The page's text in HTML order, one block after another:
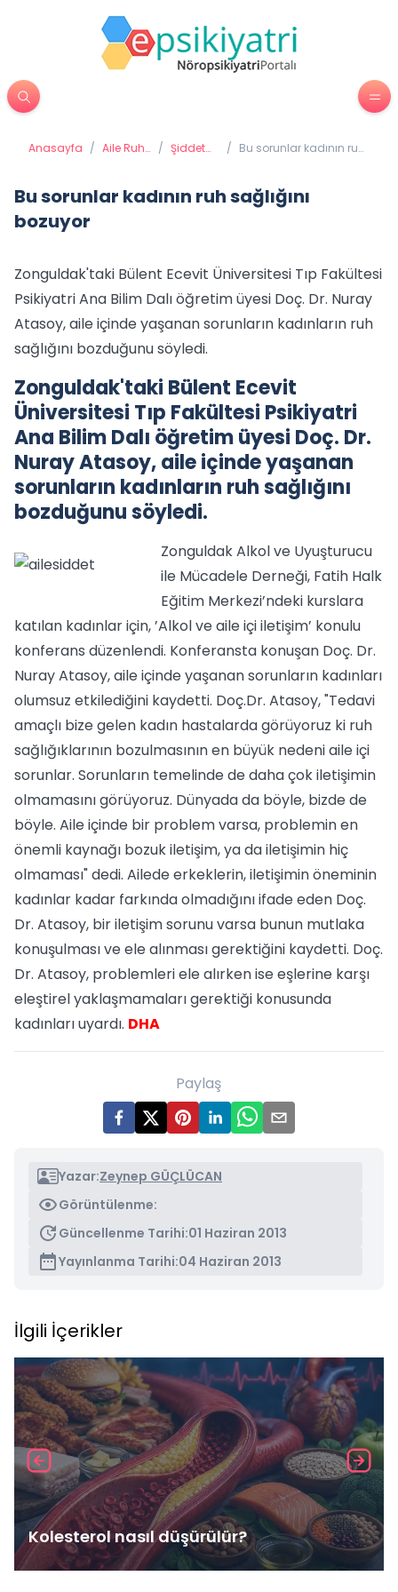
Anasayfa / Aile Ruh
/ Şiddet
/ Bu sorunlar kadının ruh
Bu sorunlar kadının ruh sağlığını
bozuyor
Zonguldak'taki Bülent Ecevit Üniversitesi Tıp Fakültesi
Psikiyatri Ana Bilim Dalı öğretim üyesi Doç. Dr. Nuray
Atasoy, aile içinde yaşanan sorunların kadınların ruh
sağlığını bozduğunu söyledi.
Zonguldak'taki Bülent Ecevit
Üniversitesi Tıp Fakültesi Psikiyatri
Ana Bilim Dalı öğretim üyesi Doç. Dr.
Nuray Atasoy, aile içinde yaşanan
sorunların kadınların ruh sağlığını
bozduğunu söyledi.
Zonguldak Alkol ve Uyuşturucu
ile Mücadele Derneği, Fatih Halk
Eğitim Merkezi’ndeki kurslara
katılan kadınlar için, ’Alkol ve aile içi iletişim’ konulu
konferans düzenlendi. Konferansta konuşan Doç. Dr.
Nuray Atasoy, aile içinde yaşanan sorunların kadınları
olumsuz etkilediğini kaydetti. Doç.Dr. Atasoy, "Tedavi
amaçlı bize gelen kadın hastalarda görüyoruz ki ruh
sağlığıklarının bozulmasının en büyük nedeni aile içi
sorunlar. Sorunların temelinde de daha çok iletişimin
olmamasını görüyoruz. Dünyada da böyle, bizde de
böyle. Aile içinde bir problem varsa, problemin en
önemli kaynağı bozuk iletişim, ya da iletişimin hiç
olmaması" dedi. Ailede erkeklerin, iletişimin öneminin
kadınlar kadar farkında olmadığını ifade eden Doç.
Dr. Atasoy, bir iletişim sorunu varsa bunun mutlaka
konuşulması ve ele alınması gerektiğini kaydetti. Doç.
Dr. Atasoy, problemleri ele alırken ise eşlerine karşı
eleştirel yaklaşmamaları gerektiği konusunda
kadınları uyardı. DHA
Paylaş
Yazar:Zeynep GÜÇLÜCAN
Görüntülenme:
Güncellenme Tarihi:01 Haziran 2013
Yayınlanma Tarihi:04 Haziran 2013
İlgili İçerikler
Kolesterol nasıl düşürülür?